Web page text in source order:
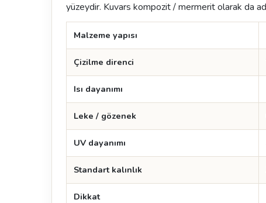
yüzeydir. Kuvars kompozit / mermerit olarak da
Malzeme yapısı
Çizilme direnci
Isı dayanımı
Leke / gözenek
UV dayanımı
Standart kalınlık
Dikkat